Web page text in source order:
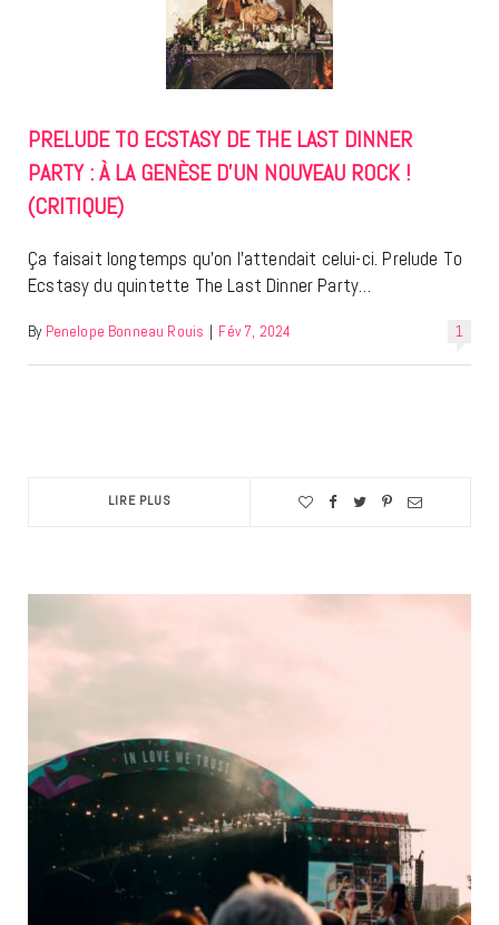
PRELUDE TO ECSTASY DE THE LAST DINNER
PARTY : À LA GENÈSE D’UN NOUVEAU ROCK !
(CRITIQUE)
Ça faisait longtemps qu’on l’attendait celui-ci. Prelude To
Ecstasy du quintette The Last Dinner Party…
1
By Penelope Bonneau Rouis | Fév 7, 2024
LIRE PLUS